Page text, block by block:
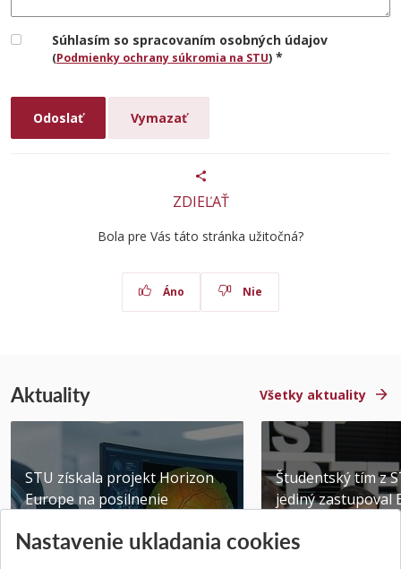
Súhlasím so spracovaním osobných údajov
(Podmienky ochrany súkromia na STU) *
ZDIEĽAŤ
Bola pre Vás táto stránka užitočná?
Áno Nie
Aktuality Všetky aktuality
STU získala projekt Horizon
Europe na posilnenie
Publikované 31.07.2026
Študentský tím z
jediný zastupoval
Publikované
Nastavenie ukladania cookies